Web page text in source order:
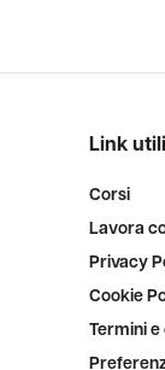
Link utili
Corsi
Lavora
Privacy
Cookie
Termini e